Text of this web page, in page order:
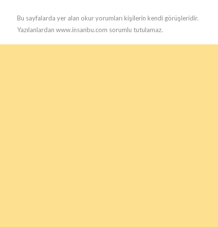
Bu sayfalarda yer alan okur yorumları kişilerin kendi görüşleridir.
Yazılanlardan www.insanbu.com sorumlu tutulamaz.